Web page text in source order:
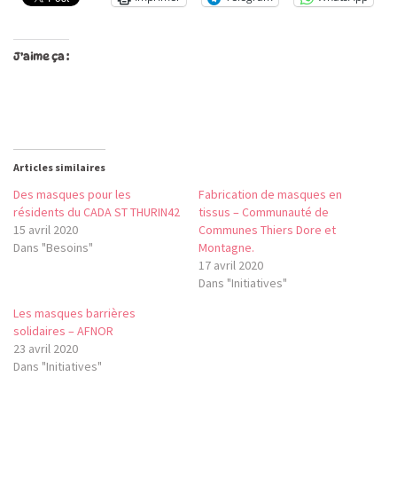
J’aime ça :
Articles similaires
Des masques pour les
résidents du CADA ST THURIN42
15 avril 2020
Dans "Besoins"
Fabrication de masques en
tissus – Communauté de
Communes Thiers Dore et
Montagne.
17 avril 2020
Dans "Initiatives"
Les masques barrières
solidaires – AFNOR
23 avril 2020
Dans "Initiatives"